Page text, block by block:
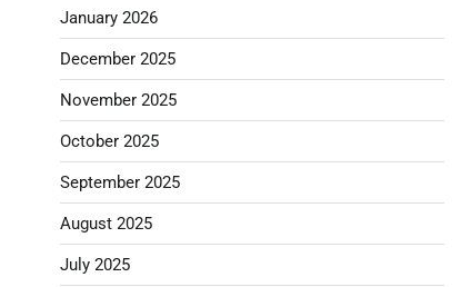
January 2026
December 2025
November 2025
October 2025
September 2025
August 2025
July 2025